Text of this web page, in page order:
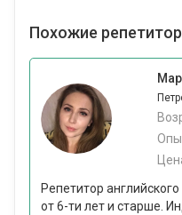
Похожие
Репетитор
от 6-ти лет и старше.